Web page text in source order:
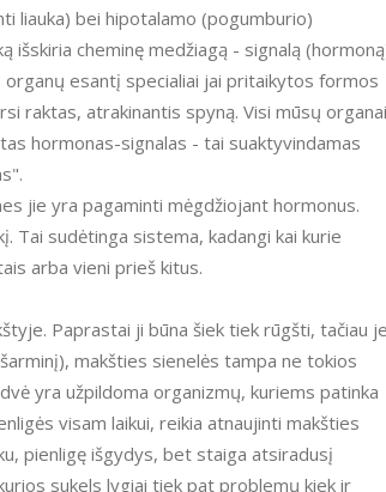
liauka) bei hipotalamo (pogumburio)
išskiria cheminę medžiagą - signalą
esantį specialiai jai pritaikytos formos
raktas, atrakinantis spyną. Visi mūsų organai
hormonas-signalas - tai suaktyvindamas
jie yra pagaminti mėgdžiojant hormonus.
Tai sudėtinga sistema, kadangi kai kurie
arba vieni prieš kitus.
Paprastai ji būna šiek tiek rūgšti, tačiau
makšties sienelės tampa ne tokios
yra užpildoma organizmų, kuriems patinka
visam laikui, reikia atnaujinti makšties
pienligę išgydys, bet staiga atsiradusį
sukels lygiai tiek pat problemų kiek ir